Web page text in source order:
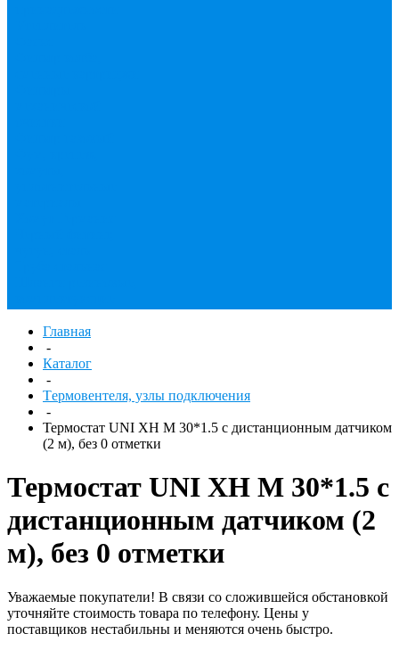
Главная
-
Каталог
-
Tермовентеля, узлы подключения
-
Термостат UNI XH M 30*1.5 c дистанционным датчиком
(2 м), без 0 отметки
Термостат UNI XH M 30*1.5 c
дистанционным датчиком (2
м), без 0 отметки
Уважаемые покупатели! В связи со сложившейся обстановкой
уточняйте стоимость товара по телефону. Цены у
поставщиков нестабильны и меняются очень быстро.